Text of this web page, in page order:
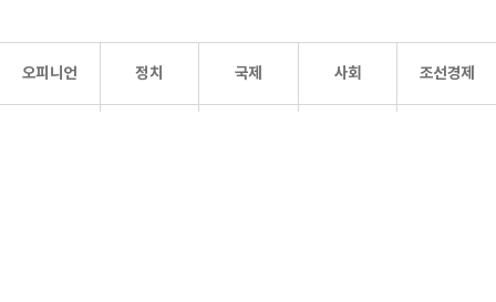
오피니언 정치 국제 사회 조선경제